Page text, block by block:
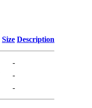
Size Description
-
-
-